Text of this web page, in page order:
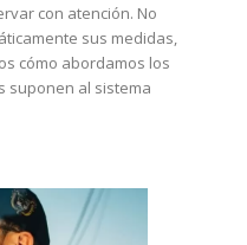
con atención. No
sus medidas,
cómo abordamos los
suponen al sistema